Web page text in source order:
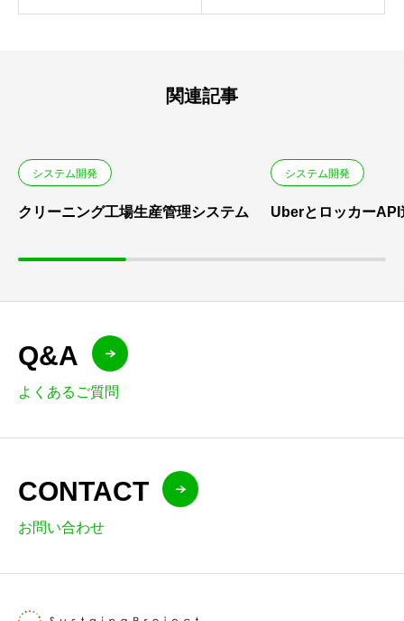
関連記事
システム開発
クリーニング工場生産管理システム
システム開発
UberとロッカーAPI
Q&A
よくあるご質問
CONTACT
お問い合わせ